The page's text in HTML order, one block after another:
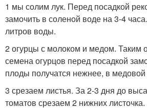
1 мы солим лук. Перед посадкой
замочить в соленой воде на 3-4
литров воды.
2 огурцы с молоком и медом. Таким
семена огурцов перед посадкой
плоды получатся нежнее, в
3 срезаем листья. За 2-3 дня до
томатов срезаем 2 нижних листочка.